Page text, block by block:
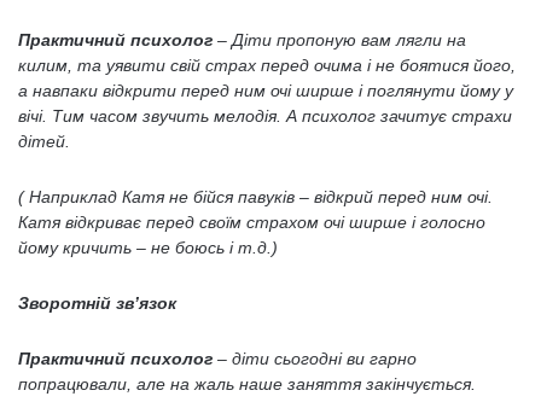
Практичний психолог – Діти пропоную вам лягли на
килим, та уявити свій страх перед очима і не боятися його,
а навпаки відкрити перед ним очі ширше і поглянути йому у
вічі. Тим часом звучить мелодія. А психолог зачитує страхи
дітей.
( Наприклад Катя не бійся павуків – відкрий перед ним очі.
Катя відкриває перед своїм страхом очі ширше і голосно
йому кричить – не боюсь і т.д.)
Зворотній зв’язок
Практичний психолог – діти сьогодні ви гарно
попрацювали, але на жаль наше заняття закінчується.